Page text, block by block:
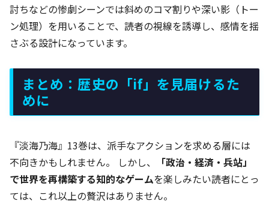
討ちなどの惨劇シーンでは斜めのコマ割りや深い影（トー
ン処理）を用いることで、読者の視線を誘導し、感情を揺
さぶる設計になっています。
まとめ：歴史の「if」を見届けるた
めに
『淡海乃海』13巻は、派手なアクションを求める層には
不向きかもしれません。 しかし、
「政治・経済・兵站」
で世界を再構築する知的なゲームを楽しみたい読者にとっ
ては、これ以上の贅沢はありません。